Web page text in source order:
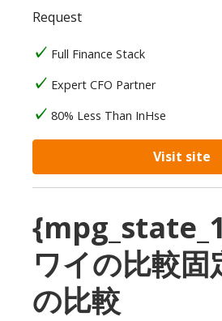
Request
Full Finance Stack
Expert CFO Partner
80% Less Than InHse
Visit site
ワイの比較固
の比較